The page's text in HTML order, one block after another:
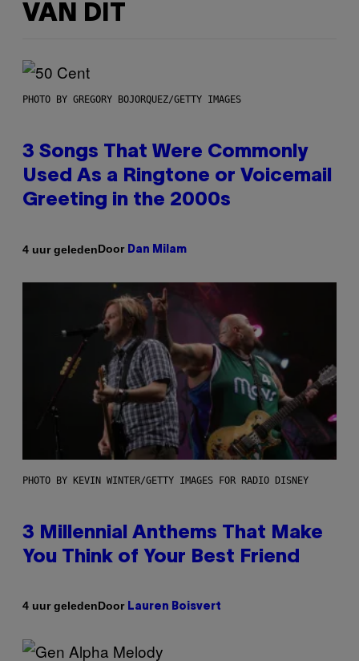
VAN DIT
PHOTO BY GREGORY BOJORQUEZ/GETTY IMAGES
3 Songs That Were Commonly
Used As a Ringtone or Voicemail
Greeting in the 2000s
4 uur geledenDoor Dan Milam
PHOTO BY KEVIN WINTER/GETTY IMAGES FOR RADIO DISNEY
3 Millennial Anthems That Make
You Think of Your Best Friend
4 uur geledenDoor Lauren Boisvert